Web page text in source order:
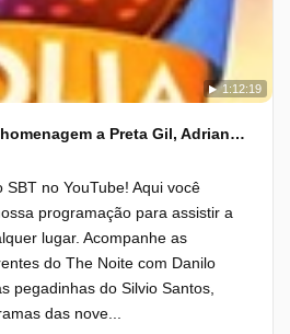
1:12:19
Iza, Ney Matogrosso, homenagem a Preta Gil, Adriane Galisteu e muito mais
SBT no YouTube! Aqui você
programação para assistir a
lugar. Acompanhe as
do The Noite com Danilo
pegadinhas do Silvio Santos,
das nove...